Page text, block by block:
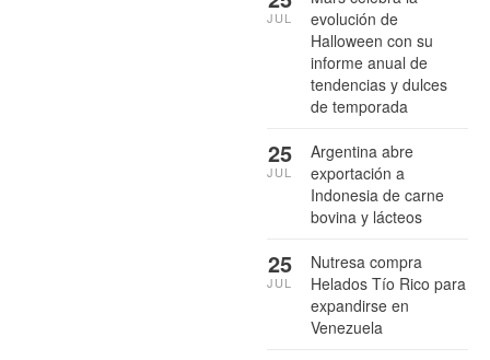
evolución de
Halloween con su
informe anual de
tendencias y dulces
de temporada
JUL
Argentina abre
exportación a
Indonesia de carne
bovina y lácteos
25
JUL
Nutresa compra
Helados Tío Rico para
expandirse en
Venezuela
25
JUL